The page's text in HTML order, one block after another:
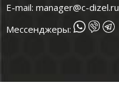
E-mail: manager@c-dizel.ru
Мессенджеры: